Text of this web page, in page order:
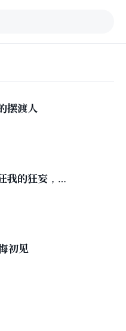
摆渡人
我的狂妄，荒
初见